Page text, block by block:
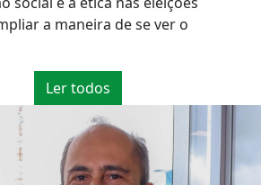
a maneira de se ver o
Ler todos